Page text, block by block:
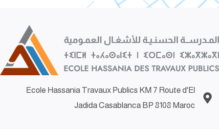
Ecole Hassania Travaux Publics KM 7 Route d'El
Jadida Casablanca BP 8108 Maroc